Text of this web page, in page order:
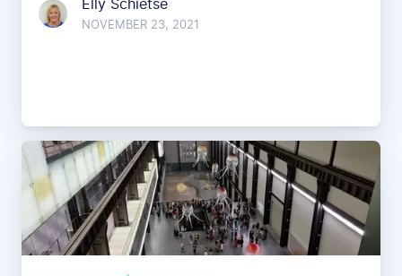
Elly Schietse
NOVEMBER 23, 2021